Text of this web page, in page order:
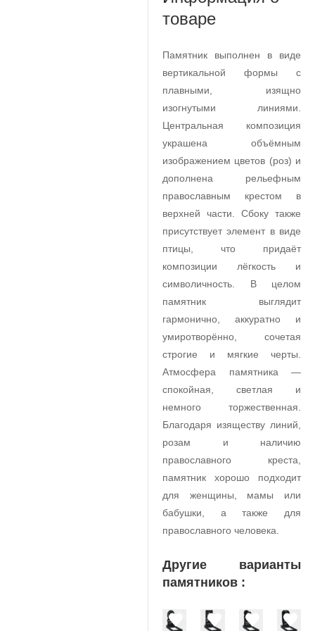
товаре
Памятник выполнен в виде
вертикальной формы с
плавными, изящно
изогнутыми линиями.
Центральная композиция
украшена объёмным
изображением цветов (роз) и
дополнена рельефным
православным крестом в
верхней части. Сбоку также
присутствует элемент в виде
птицы, что придаёт
композиции лёгкость и
символичность. В целом
памятник выглядит
гармонично, аккуратно и
умиротворённо, сочетая
строгие и мягкие черты.
Атмосфера памятника —
спокойная, светлая и
немного торжественная.
Благодаря изяществу линий,
розам и наличию
православного креста,
памятник хорошо подходит
для женщины, мамы или
бабушки, а также для
православного человека.
Другие варианты
памятников :